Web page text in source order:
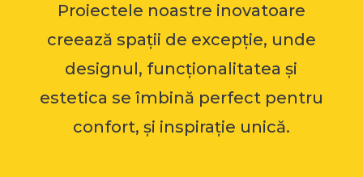
Proiectele noastre inovatoare
creează spații de excepție, unde
designul, funcționalitatea și
estetica se îmbină perfect pentru
confort, și inspirație unică.